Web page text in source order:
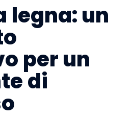
legna: un
per un
di